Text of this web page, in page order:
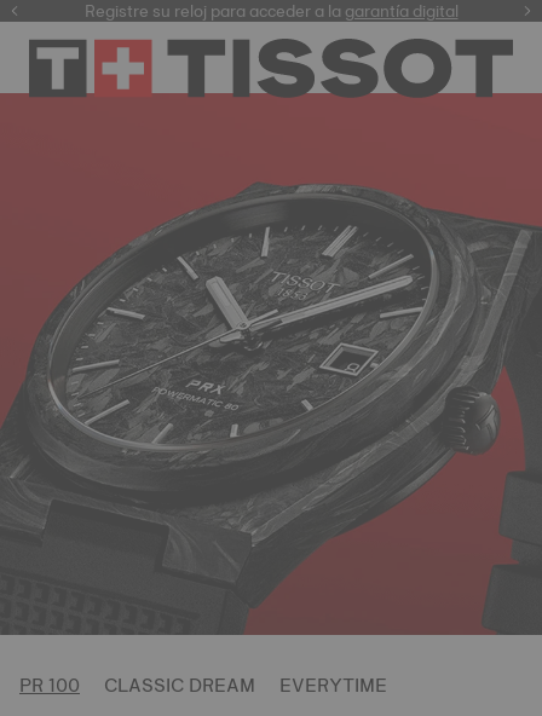
nuestra selección
Registre su reloj para acceder a la garantía digital
PR 100 CLASSIC DREAM EVERYTIME